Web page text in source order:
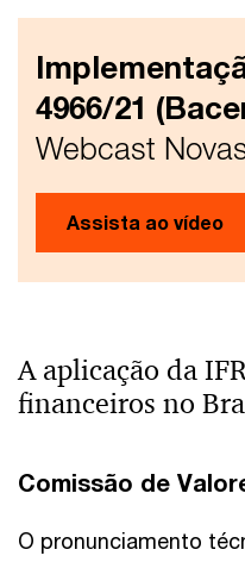
4966/21
Webcast
Assista ao vídeo
A aplicação da
financeiros no
Comissão de
O pronunciamento